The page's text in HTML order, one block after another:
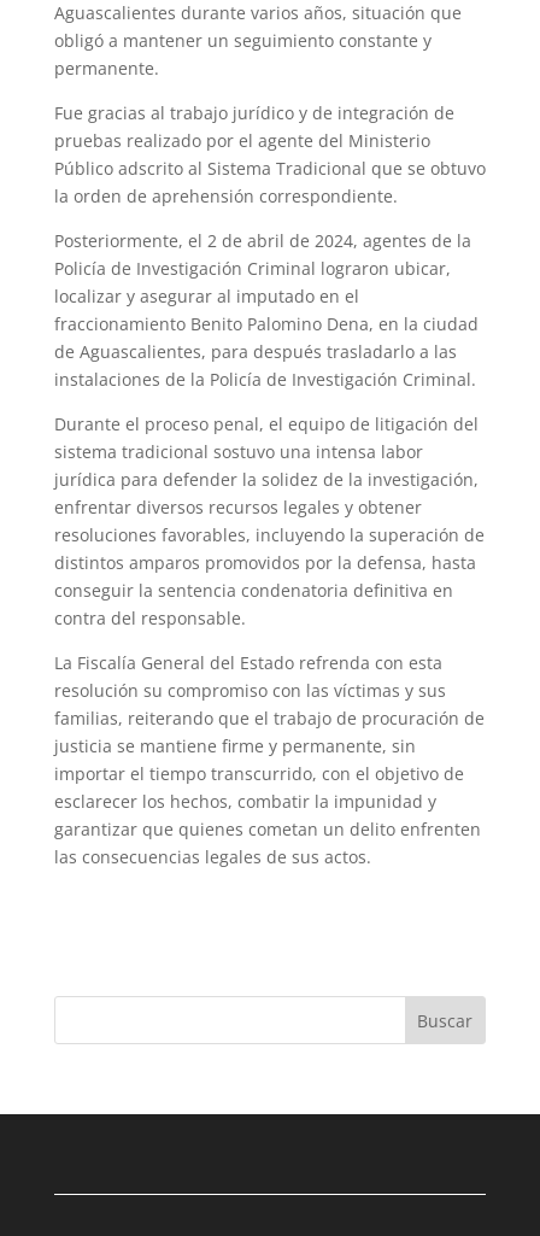
Aguascalientes durante varios años, situación que
obligó a mantener un seguimiento constante y
permanente.
Fue gracias al trabajo jurídico y de integración de
pruebas realizado por el agente del Ministerio
Público adscrito al Sistema Tradicional que se obtuvo
la orden de aprehensión correspondiente.
Posteriormente, el 2 de abril de 2024, agentes de la
Policía de Investigación Criminal lograron ubicar,
localizar y asegurar al imputado en el
fraccionamiento Benito Palomino Dena, en la ciudad
de Aguascalientes, para después trasladarlo a las
instalaciones de la Policía de Investigación Criminal.
Durante el proceso penal, el equipo de litigación del
sistema tradicional sostuvo una intensa labor
jurídica para defender la solidez de la investigación,
enfrentar diversos recursos legales y obtener
resoluciones favorables, incluyendo la superación de
distintos amparos promovidos por la defensa, hasta
conseguir la sentencia condenatoria definitiva en
contra del responsable.
La Fiscalía General del Estado refrenda con esta
resolución su compromiso con las víctimas y sus
familias, reiterando que el trabajo de procuración de
justicia se mantiene firme y permanente, sin
importar el tiempo transcurrido, con el objetivo de
esclarecer los hechos, combatir la impunidad y
garantizar que quienes cometan un delito enfrenten
las consecuencias legales de sus actos.
Buscar